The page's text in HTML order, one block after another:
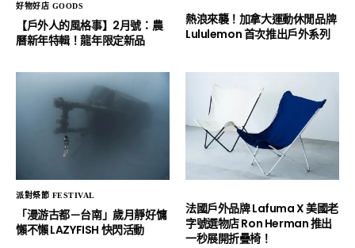
好物好店 GOODS
【戶外人的風格事】2月號：農
曆新年特輯！龍年限定新品
熱浪來襲！加拿大運動休閒品牌
Lululemon 首次推出戶外系列
派對祭節 FESTIVAL
「漫游古都－台南」歲月靜好慵
懶不懶 LAZYFISH 快閃活動
法國戶外品牌 Lafuma X 美國老
字號選物店 Ron Herman 推出
一秒展開折疊椅！